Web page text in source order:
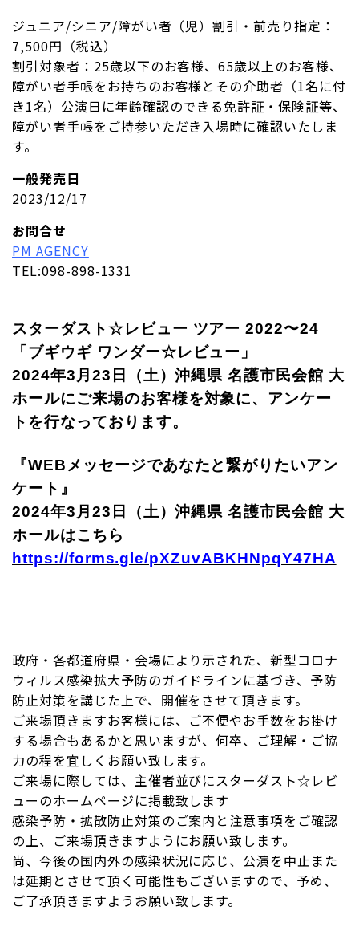
ジュニア/シニア/障がい者（児）割引・前売り指定：
7,500円（税込）
割引対象者：25歳以下のお客様、65歳以上のお客様、
障がい者手帳をお持ちのお客様とその介助者（1名に付
き1名）公演日に年齢確認のできる免許証・保険証等、
障がい者手帳をご持参いただき入場時に確認いたしま
す。
一般発売日
2023/12/17
お問合せ
PM AGENCY
TEL:098-898-1331
スターダスト☆レビュー ツアー 2022〜24
「ブギウギ ワンダー☆レビュー」
2024年3月23日（土）沖縄県 名護市民会館 大
ホールにご来場のお客様を対象に、アンケー
トを行なっております。
『WEBメッセージであなたと繋がりたいアン
ケート』
2024年3月23日（土）沖縄県 名護市民会館 大
ホールはこちら
https://forms.gle/pXZuvABKHNpqY47HA
政府・各都道府県・会場により示された、新型コロナ
ウィルス感染拡大予防のガイドラインに基づき、予防
防止対策を講じた上で、開催をさせて頂きます。
ご来場頂きますお客様には、ご不便やお手数をお掛け
する場合もあるかと思いますが、何卒、ご理解・ご協
力の程を宜しくお願い致します。
ご来場に際しては、主催者並びにスターダスト☆レビ
ューのホームページに掲載致します
感染予防・拡散防止対策のご案内と注意事項をご確認
の上、ご来場頂きますようにお願い致します。
尚、今後の国内外の感染状況に応じ、公演を中止また
は延期とさせて頂く可能性もございますので、予め、
ご了承頂きますようお願い致します。